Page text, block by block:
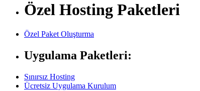
Özel Hosting Paketleri
Özel Paket Oluşturma
Uygulama Paketleri:
Sınırsız Hosting
Ücretsiz Uygulama Kurulum